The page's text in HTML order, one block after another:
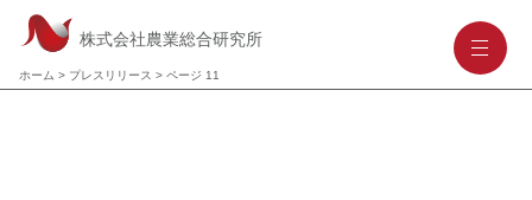
株式会社農業総合研究所
ホーム > プレスリリース > ページ 11
--